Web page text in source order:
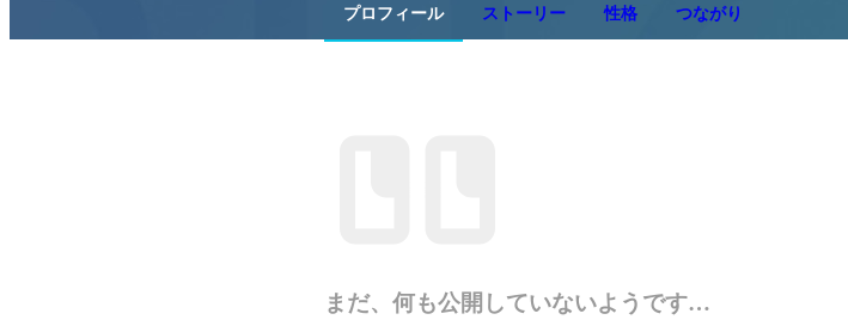
プロフィール ストーリー 性格 つながり
まだ、何も公開していないようです…